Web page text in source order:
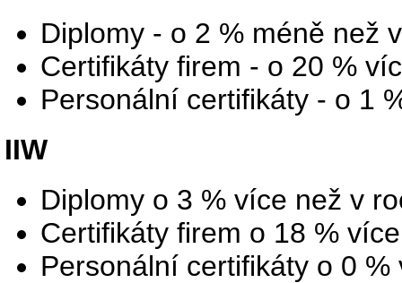
Diplomy - o 2 % méně než
Certifikáty firem - o 20 %
Personální certifikáty - o 1
IIW
Diplomy o 3 % více než v
Certifikáty firem o 18 %
Personální certifikáty o 0